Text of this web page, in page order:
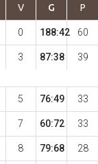
V G P
0 188:42 60
3 87:38 39
5 76:49 33
7 60:72 33
8 79:68 28